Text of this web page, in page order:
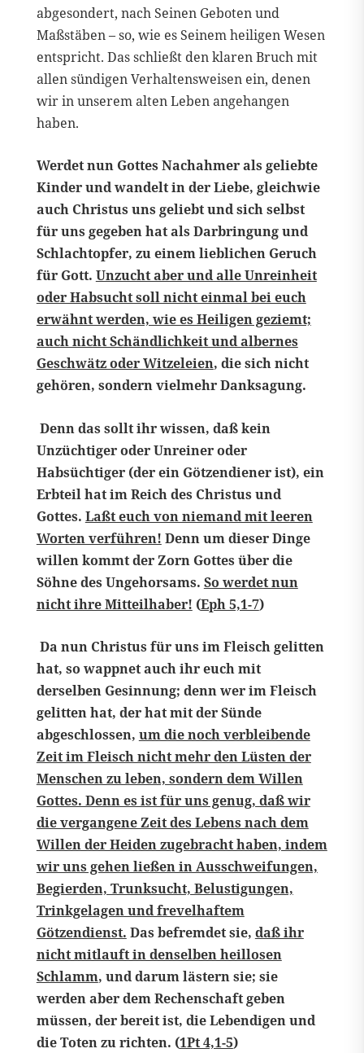
abgesondert, nach Seinen Geboten und
Maßstäben – so, wie es Seinem heiligen Wesen
entspricht. Das schließt den klaren Bruch mit
allen sündigen Verhaltensweisen ein, denen
wir in unserem alten Leben angehangen
haben.
Werdet nun Gottes Nachahmer als geliebte
Kinder und wandelt in der Liebe, gleichwie
auch Christus uns geliebt und sich selbst
für uns gegeben hat als Darbringung und
Schlachtopfer, zu einem lieblichen Geruch
für Gott. Unzucht aber und alle Unreinheit
oder Habsucht soll nicht einmal bei euch
erwähnt werden, wie es Heiligen geziemt;
auch nicht Schändlichkeit und albernes
Geschwätz oder Witzeleien, die sich nicht
gehören, sondern vielmehr Danksagung.
Denn das sollt ihr wissen, daß kein
Unzüchtiger oder Unreiner oder
Habsüchtiger (der ein Götzendiener ist), ein
Erbteil hat im Reich des Christus und
Gottes. Laßt euch von niemand mit leeren
Worten verführen! Denn um dieser Dinge
willen kommt der Zorn Gottes über die
Söhne des Ungehorsams. So werdet nun
nicht ihre Mitteilhaber! (Eph 5,1-7)
Da nun Christus für uns im Fleisch gelitten
hat, so wappnet auch ihr euch mit
derselben Gesinnung; denn wer im Fleisch
gelitten hat, der hat mit der Sünde
abgeschlossen, um die noch verbleibende
Zeit im Fleisch nicht mehr den Lüsten der
Menschen zu leben, sondern dem Willen
Gottes. Denn es ist für uns genug, daß wir
die vergangene Zeit des Lebens nach dem
Willen der Heiden zugebracht haben, indem
wir uns gehen ließen in Ausschweifungen,
Begierden, Trunksucht, Belustigungen,
Trinkgelagen und frevelhaftem
Götzendienst. Das befremdet sie, daß ihr
nicht mitlauft in denselben heillosen
Schlamm, und darum lästern sie; sie
werden aber dem Rechenschaft geben
müssen, der bereit ist, die Lebendigen und
die Toten zu richten. (1Pt 4,1-5)